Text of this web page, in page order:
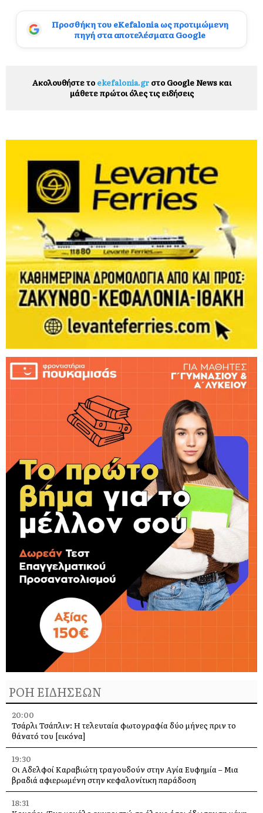
Προσθήκη του eKefalonia ως προτιμώμενη
πηγή στα αποτελέσματα Google
Ακολουθήστε το ekefalonia.grστο Google News και
μάθετε πρώτοι όλες τις ειδήσεις
ΡΟΗ ΕΙΔΗΣΕΩΝ
20:00
Τσάρλι Τσάπλιν: Η τελευταία φωτογραφία δύο μήνες πριν το
θάνατό του [εικόνα]
19:30
Οι Αδελφοί Καραβιώτη τραγουδούν στην Αγία Ευφημία – Μια
βραδιά αφιερωμένη στην κεφαλονίτικη παράδοση
18:31